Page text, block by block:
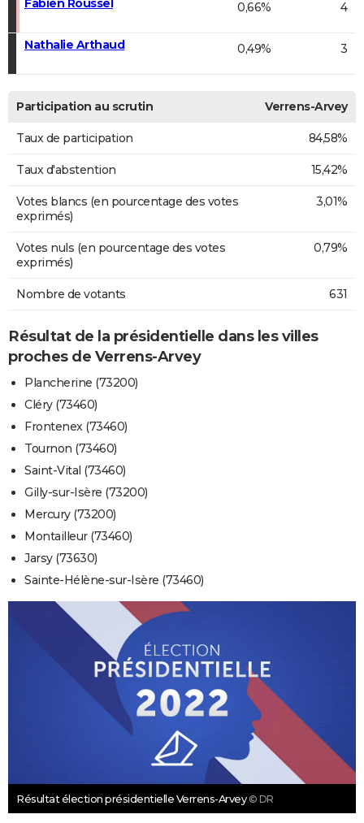
Fabien Roussel 0,66% 4
Nathalie Arthaud 0,49% 3
Participation au scrutin Verrens-Arvey
Taux de participation 84,58%
Taux d'abstention 15,42%
Votes blancs (en pourcentage des votes
exprimés)
3,01%
Votes nuls (en pourcentage des votes
exprimés)
0,79%
Nombre de votants 631
Résultat de la présidentielle dans les villes
proches de Verrens-Arvey
Plancherine (73200)
Cléry (73460)
Frontenex (73460)
Tournon (73460)
Saint-Vital (73460)
Gilly-sur-Isère (73200)
Mercury (73200)
Montailleur (73460)
Jarsy (73630)
Sainte-Hélène-sur-Isère (73460)
Résultat élection présidentielle Verrens-Arvey © DR